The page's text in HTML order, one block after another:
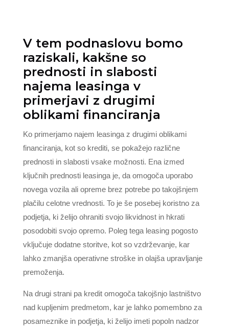
V tem podnaslovu bomo
raziskali, kakšne so
prednosti in slabosti
najema leasinga v
primerjavi z drugimi
oblikami financiranja
Ko primerjamo najem leasinga z drugimi oblikami
financiranja, kot so krediti, se pokažejo različne
prednosti in slabosti vsake možnosti. Ena izmed
ključnih prednosti leasinga je, da omogoča uporabo
novega vozila ali opreme brez potrebe po takojšnjem
plačilu celotne vrednosti. To je še posebej koristno za
podjetja, ki želijo ohraniti svojo likvidnost in hkrati
posodobiti svojo opremo. Poleg tega leasing pogosto
vključuje dodatne storitve, kot so vzdrževanje, kar
lahko zmanjša operativne stroške in olajša upravljanje
premoženja.
Na drugi strani pa kredit omogoča takojšnjo lastništvo
nad kupljenim predmetom, kar je lahko pomembno za
posameznike in podjetja, ki želijo imeti popoln nadzor